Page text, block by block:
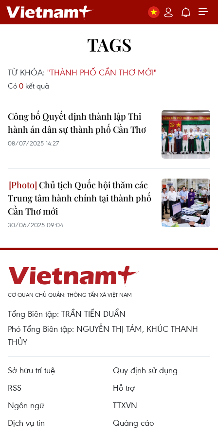
TAGS
TỪ KHÓA: "THÀNH PHỐ CẦN THƠ MỚI"
Có 0 kết quả
Công bố Quyết định thành lập Thi
hành án dân sự thành phố Cần Thơ
08/07/2025 14:27
Chủ tịch Quốc hội thăm các
Trung tâm hành chính tại thành phố
Cần Thơ mới
30/06/2025 09:04
CƠ QUAN CHỦ QUẢN: THÔNG TẤN XÃ VIỆT NAM
Tổng Biên tập: TRẦN TIẾN DUẨN
Phó Tổng Biên tập: NGUYỄN THỊ TÁM, KHÚC THANH
THỦY
Sở hữu trí tuệ
Quy định sử dụng
RSS
Hỗ trợ
Ngôn ngữ
TTXVN
Dịch vụ tin
Quảng cáo